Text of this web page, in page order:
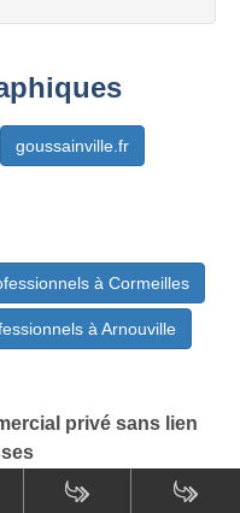
goussainville.fr
à Cormeilles
à Arnouville
privé sans lien